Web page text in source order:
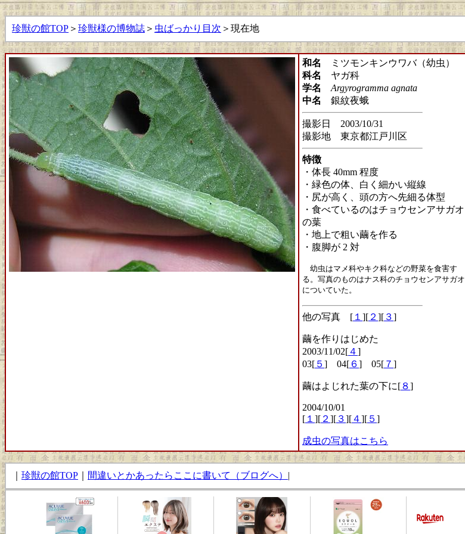
珍獣の館TOP ＞ 珍獣様の博物誌 ＞ 虫ばっかり目次 ＞現在地
和名
ミツモンキンウワバ（幼虫）
科名
ヤガ科
学名
Argyrogramma agnata
中名
銀紋夜蛾
撮影日 2003/10/31
撮影地 東京都江戸川区
特徴
・体長 40mm 程度
・緑色の体、白く細かい縦線
・尻が高く、頭の方へ先細る体型
・食べているのはチョウセンアサガオ
の葉
・地上で粗い繭を作る
・腹脚が 2 対
幼虫はマメ科やキク科などの野菜を食害す
る。写真のものはナス科のチョウセンアサガオ
についていた。
他の写真 [ １ ][ ２ ][ ３]
繭を作りはじめた
2003/11/02[４]
03[ ５ ] 04[ ６ ] 05[ ７ ]
繭はよじれた葉の下に[８]
2004/10/01
[ １ ][ ２ ][ ３][４][ ５ ]
成虫の写真はこちら
珍獣の館TOP 間違いとかあったらここに書いて（ブログへ） |